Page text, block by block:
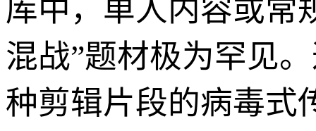
库中，单人内容或常
混战”题材极为罕见
种剪辑片段的病毒式